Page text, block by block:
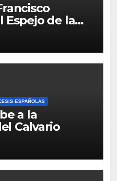
Espejo de la
ESPAÑOLAS
a la
Calvario